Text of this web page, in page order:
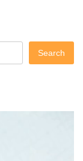
Search